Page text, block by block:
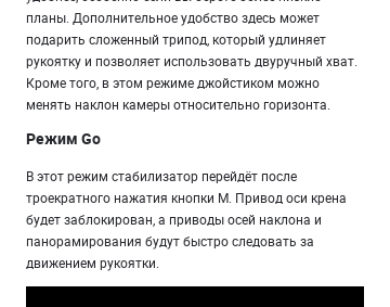
планы. Дополнительное удобство здесь может
подарить сложенный трипод, который удлиняет
рукоятку и позволяет использовать двуручный хват.
Кроме того, в этом режиме джойстиком можно
менять наклон камеры относительно горизонта.
Режим Go
В этот режим стабилизатор перейдёт после
троекратного нажатия кнопки M. Привод оси крена
будет заблокирован, а приводы осей наклона и
панорамирования будут быстро следовать за
движением рукоятки.